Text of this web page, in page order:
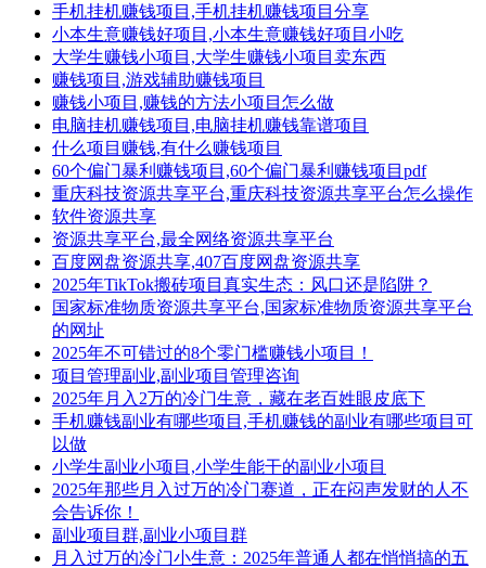
手机挂机赚钱项目,手机挂机赚钱项目分享
小本生意赚钱好项目,小本生意赚钱好项目小吃
大学生赚钱小项目,大学生赚钱小项目卖东西
赚钱项目,游戏辅助赚钱项目
赚钱小项目,赚钱的方法小项目怎么做
电脑挂机赚钱项目,电脑挂机赚钱靠谱项目
什么项目赚钱,有什么赚钱项目
60个偏门暴利赚钱项目,60个偏门暴利赚钱项目pdf
重庆科技资源共享平台,重庆科技资源共享平台怎么操作
软件资源共享
资源共享平台,最全网络资源共享平台
百度网盘资源共享,407百度网盘资源共享
2025年TikTok搬砖项目真实生态：风口还是陷阱？
国家标准物质资源共享平台,国家标准物质资源共享平台
的网址
2025年不可错过的8个零门槛赚钱小项目！
项目管理副业,副业项目管理咨询
2025年月入2万的冷门生意，藏在老百姓眼皮底下
手机赚钱副业有哪些项目,手机赚钱的副业有哪些项目可
以做
小学生副业小项目,小学生能干的副业小项目
2025年那些月入过万的冷门赛道，正在闷声发财的人不
会告诉你！
副业项目群,副业小项目群
月入过万的冷门小生意：2025年普通人都在悄悄搞的五